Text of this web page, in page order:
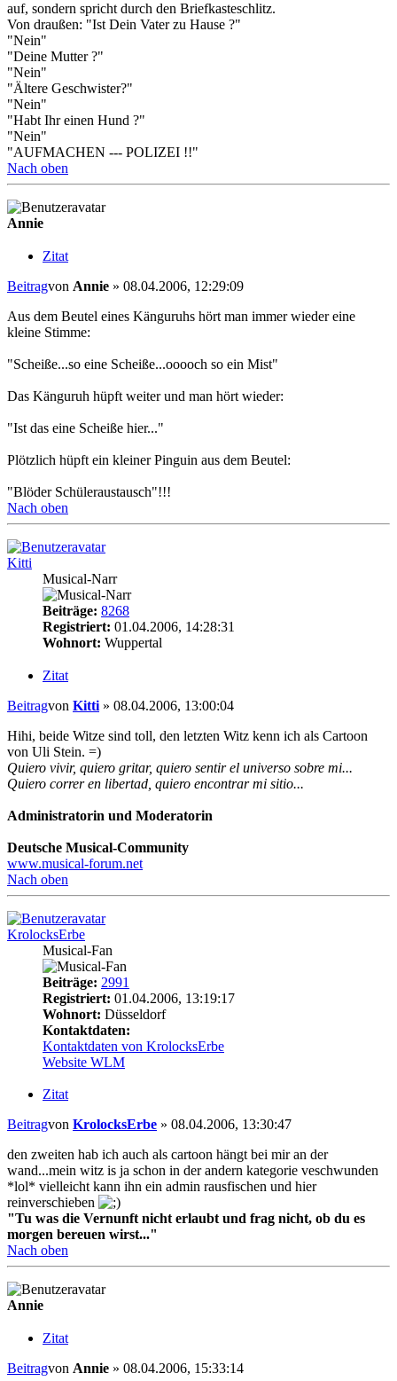
auf, sondern spricht durch den Briefkasteschlitz.
Von draußen: "Ist Dein Vater zu Hause ?"
"Nein"
"Deine Mutter ?"
"Nein"
"Ältere Geschwister?"
"Nein"
"Habt Ihr einen Hund ?"
"Nein"
"AUFMACHEN --- POLIZEI !!"
Nach oben
Annie
Zitat
Beitragvon Annie » 08.04.2006, 12:29:09
Aus dem Beutel eines Känguruhs hört man immer wieder eine
kleine Stimme:
"Scheiße...so eine Scheiße...ooooch so ein Mist"
Das Känguruh hüpft weiter und man hört wieder:
"Ist das eine Scheiße hier..."
Plötzlich hüpft ein kleiner Pinguin aus dem Beutel:
"Blöder Schüleraustausch"!!!
Nach oben
Kitti
Musical-Narr
Beiträge: 8268
Registriert: 01.04.2006, 14:28:31
Wohnort: Wuppertal
Zitat
Beitragvon Kitti » 08.04.2006, 13:00:04
Hihi, beide Witze sind toll, den letzten Witz kenn ich als Cartoon
von Uli Stein. =)
Quiero vivir, quiero gritar, quiero sentir el universo sobre mi...
Quiero correr en libertad, quiero encontrar mi sitio...
Administratorin und Moderatorin
Deutsche Musical-Community
www.musical-forum.net
Nach oben
KrolocksErbe
Musical-Fan
Beiträge: 2991
Registriert: 01.04.2006, 13:19:17
Wohnort: Düsseldorf
Kontaktdaten:
Kontaktdaten von KrolocksErbe
Website WLM
Zitat
Beitragvon KrolocksErbe » 08.04.2006, 13:30:47
den zweiten hab ich auch als cartoon hängt bei mir an der
wand...mein witz is ja schon in der andern kategorie veschwunden
*lol* vielleicht kann ihn ein admin rausfischen und hier
reinverschieben
"Tu was die Vernunft nicht erlaubt und frag nicht, ob du es
morgen bereuen wirst..."
Nach oben
Annie
Zitat
Beitragvon Annie » 08.04.2006, 15:33:14